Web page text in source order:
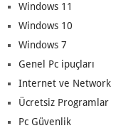
Windows 11
Windows 10
Windows 7
Genel Pc ipuçları
Internet ve Network
Ücretsiz Programlar
Pc Güvenlik